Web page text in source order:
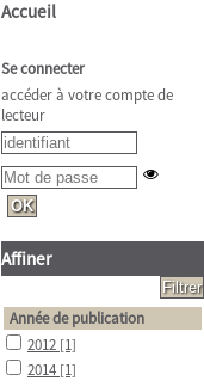
Accueil
Se connecter
accéder à votre compte de
lecteur
Affiner
Année de publication
2012 [1]
2014 [1]